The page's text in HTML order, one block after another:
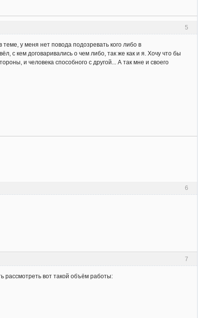
5
у меня нет повода подозревать кого либо в
с кем договаривались о чем либо, так же как и я. Хочу что бы
и человека способного с другой... А так мне и своего
6
7
рассмотреть вот такой объём работы: